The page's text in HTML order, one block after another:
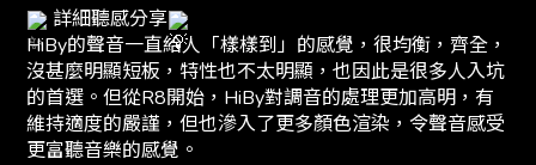
詳細聽感分享
HiBy的聲音一直給人「樣樣到」的感覺，很均衡，齊全，
沒甚麼明顯短板，特性也不太明顯，也因此是很多人入坑
的首選。但從R8開始，HiBy對調音的處理更加高明，有
維持適度的嚴謹，但也滲入了更多顏色渲染，令聲音感受
更富聽音樂的感覺。